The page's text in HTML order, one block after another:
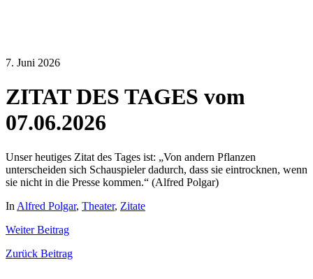
7. Juni 2026
ZITAT DES TAGES vom
07.06.2026
Unser heutiges Zitat des Tages ist: „Von andern Pflanzen
unterscheiden sich Schauspieler dadurch, dass sie eintrocknen, wenn
sie nicht in die Presse kommen.“ (Alfred Polgar)
In Alfred Polgar, Theater, Zitate
WeiterBeitrag
Zurück Beitrag